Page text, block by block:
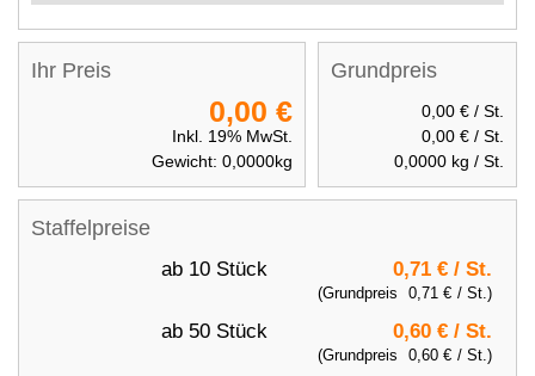
Staffelpreise
ab 10 Stück 0,71 € / St.
(Grundpreis 0,71 € / St.)
ab 50 Stück 0,60 € / St.
(Grundpreis 0,60 € / St.)
Grundpreis
0,00 € / St.
0,00 € / St.
0,0000 kg / St.
Ihr Preis
0,00 €
Inkl. 19% MwSt.
Gewicht: 0,0000kg